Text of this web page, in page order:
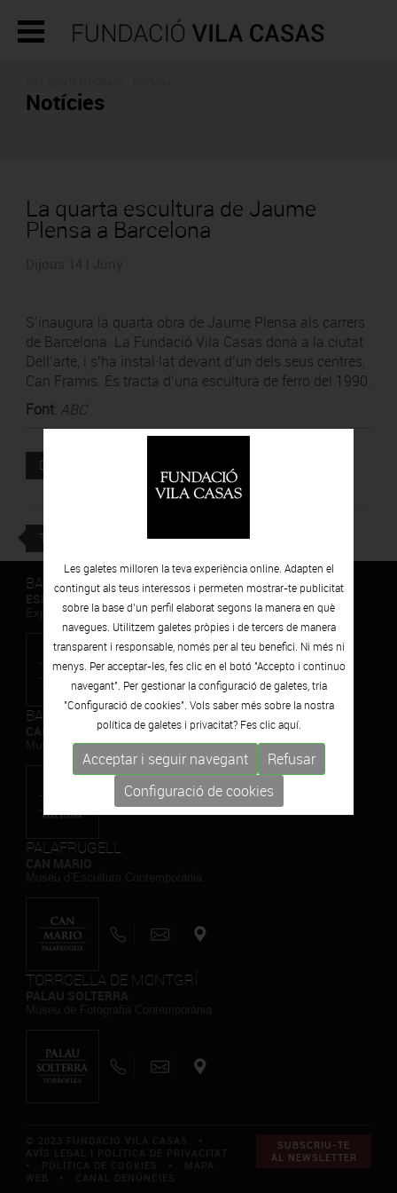
Notícies
La quarta escultura de Jaume
Plensa a Barcelona
S’inaugura la quarta obra de Jaume Plensa als carrers
de Barcelona. La Fundació Vila Casas donà a la ciutat
Dell’arte, i s’ha instal·lat devant d’un dels seus centres,
Can Framis. Es tracta d’una escultura de ferro del 1990.
Font: ABC
DESCARREGAR Document adjunt
TORNAR
BARCELONA
ESPAIS VOLART
Exposicions Temporals d'Art Contemporani
BARCELONA
CAN FRAMIS
Museu de Pintura Contemporània
PALAFRUGELL
TORROELLA DE MONTGRÍ
SUBSCRIU-TE
AL NEWSLETTER
Les galetes milloren la teva experiència online. Adapten el
contingut als teus interessos i permeten mostrar-te publicitat
sobre la base d’un perfil elaborat segons la manera en què
navegues. Utilitzem galetes pròpies i de tercers de manera
transparent i responsable, només per al teu benefici. Ni més ni
menys. Per acceptar-les, fes clic en el botó "Accepto i continuo
navegant". Per gestionar la configuració de galetes, tria
"Configuració de cookies". Vols saber més sobre la nostra
política de galetes i privacitat? Fes clicaquí.
Acceptar i seguir navegant
Refusar
Configuració de cookies